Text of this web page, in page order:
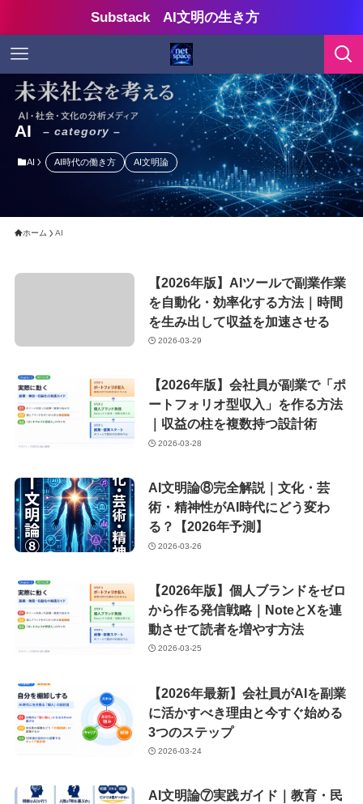
Substack AI文明の生き方
AI – category –
AI AI時代の働き方 AI文明論
ホーム AI
【2026年版】AIツールで副業作業
を自動化・効率化する方法｜時間
を生み出して収益を加速させる
2026-03-29
【2026年版】会社員が副業で「ポ
ートフォリオ型収入」を作る方法
｜収益の柱を複数持つ設計術
2026-03-28
AI文明論⑧完全解説｜文化・芸
術・精神性がAI時代にどう変わ
る？【2026年予測】
2026-03-26
【2026年版】個人ブランドをゼロ
から作る発信戦略｜NoteとXを連
動させて読者を増やす方法
2026-03-25
【2026年最新】会社員がAIを副業
に活かすべき理由と今すぐ始める
3つのステップ
2026-03-24
AI文明論⑦実践ガイド｜教育・民